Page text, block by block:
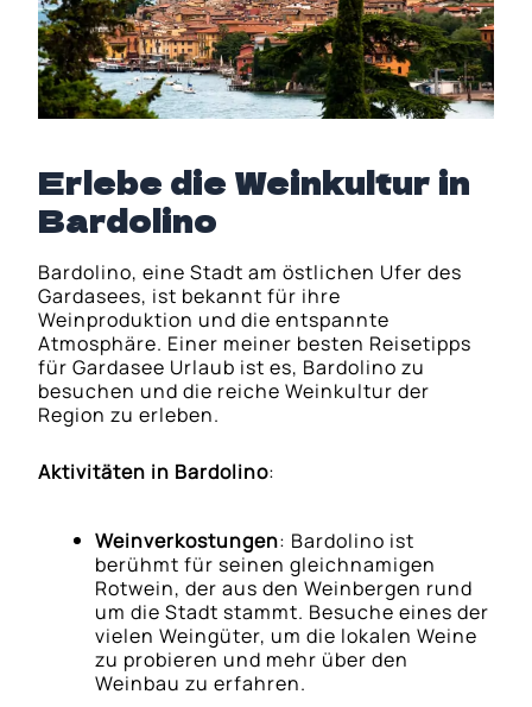
Erlebe die Weinkultur in
Bardolino
Bardolino, eine Stadt am östlichen Ufer des
Gardasees, ist bekannt für ihre
Weinproduktion und die entspannte
Atmosphäre. Einer meiner besten Reisetipps
für Gardasee Urlaub ist es, Bardolino zu
besuchen und die reiche Weinkultur der
Region zu erleben.
Aktivitäten in Bardolino:
Weinverkostungen: Bardolino ist
berühmt für seinen gleichnamigen
Rotwein, der aus den Weinbergen rund
um die Stadt stammt. Besuche eines der
vielen Weingüter, um die lokalen Weine
zu probieren und mehr über den
Weinbau zu erfahren.